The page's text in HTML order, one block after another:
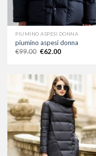
PIUMINO ASPESI DONNA
piumino aspesi donna
€99.00 €62.00